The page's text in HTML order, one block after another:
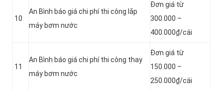
10
An Bình báo giá chi phí thi công lắp
máy bơm nước
Đơn giá từ
300.000 –
400.000₫/cái
11
An Bình báo giá chi phí thi công thay
máy bơm nước
Đơn giá từ
150.000 –
250.000₫/cái